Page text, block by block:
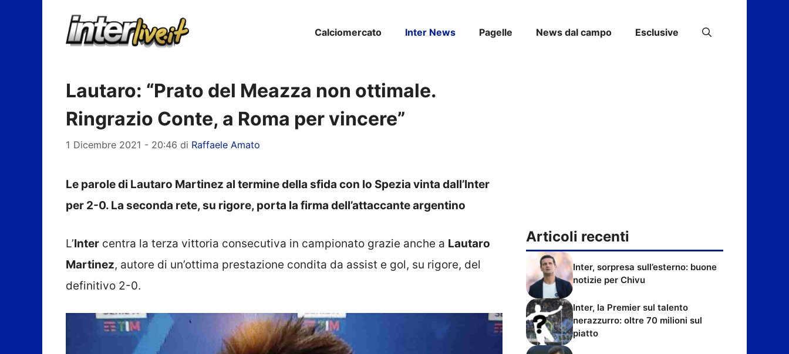
Calciomercato Inter News Pagelle News dal campo Esclusive
Lautaro: “Prato del Meazza non ottimale.
Ringrazio Conte, a Roma per vincere”
1 Dicembre 2021 - 20:46 di Raffaele Amato
Le parole di Lautaro Martinez al termine della sfida con lo Spezia vinta dall’Inter
per 2-0. La seconda rete, su rigore, porta la firma dell’attaccante argentino
L’Inter centra la terza vittoria consecutiva in campionato grazie anche a Lautaro
Martinez, autore di un’ottima prestazione condita da assist e gol, su rigore, del
definitivo 2-0.
Articoli recenti
Inter, sorpresa sull’esterno: buone
notizie per Chivu
Inter, la Premier sul talento
nerazzurro: oltre 70 milioni sul
piatto